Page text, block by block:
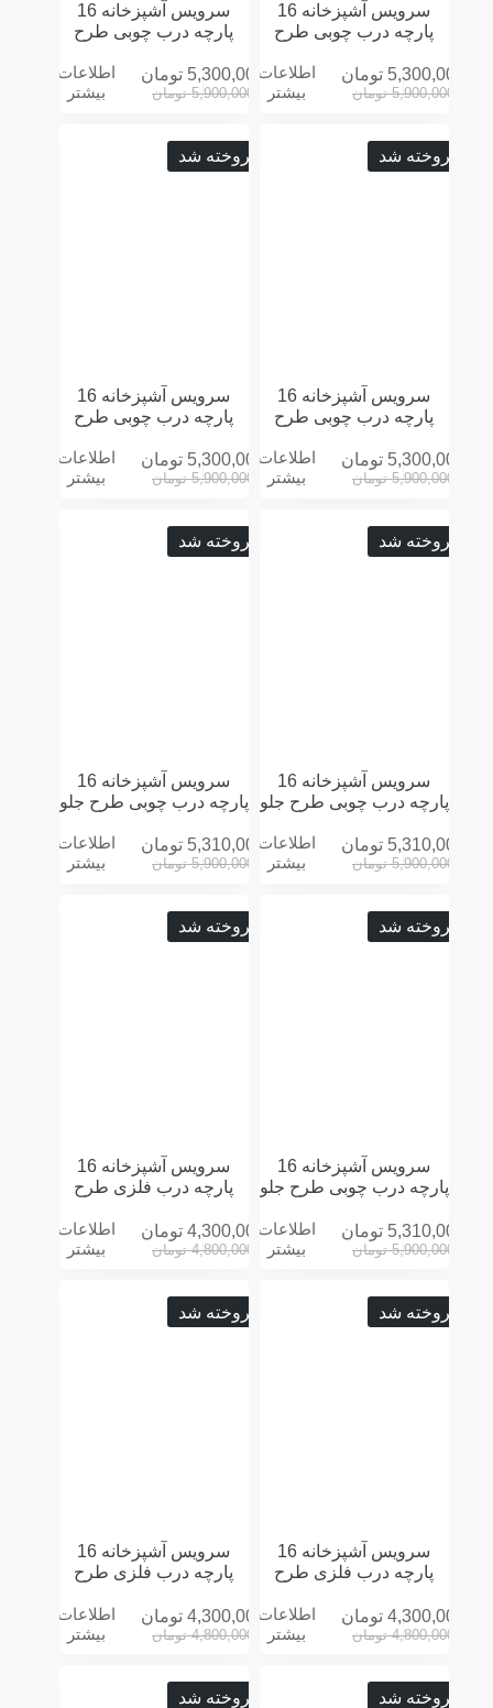
سرویس آشپزخانه 16
پارچه درب چوبی طرح
5,900,000 تومان
5,300,000 تومان
اطلاعات
بیشتر
سرویس آشپزخانه 16
پارچه درب چوبی طرح
5,900,000 تومان
5,300,000 تومان
اطلاعات
بیشتر
فروخته شد
سرویس آشپزخانه 16
پارچه درب چوبی طرح
5,900,000 تومان
5,300,000 تومان
اطلاعات
بیشتر
فروخته شد
سرویس آشپزخانه 16
پارچه درب چوبی طرح
5,900,000 تومان
5,300,000 تومان
اطلاعات
بیشتر
فروخته شد
سرویس آشپزخانه 16
پارچه درب چوبی طرح جلو
5,900,000 تومان
5,310,000 تومان
اطلاعات
بیشتر
فروخته شد
سرویس آشپزخانه 16
پارچه درب چوبی طرح جلو
5,900,000 تومان
5,310,000 تومان
اطلاعات
بیشتر
فروخته شد
سرویس آشپزخانه 16
پارچه درب چوبی طرح جلو
5,900,000 تومان
5,310,000 تومان
اطلاعات
بیشتر
فروخته شد
سرویس آشپزخانه 16
پارچه درب فلزی طرح
4,800,000 تومان
4,300,000 تومان
اطلاعات
بیشتر
فروخته شد
سرویس آشپزخانه 16
پارچه درب فلزی طرح
4,800,000 تومان
4,300,000 تومان
اطلاعات
بیشتر
فروخته شد
سرویس آشپزخانه 16
پارچه درب فلزی طرح
4,800,000 تومان
4,300,000 تومان
اطلاعات
بیشتر
فروخته شد فروخته شد